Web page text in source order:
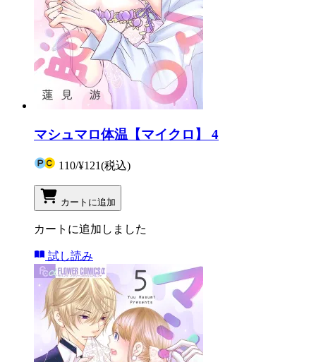
マシュマロ体温【マイクロ】 4
110/¥121(税込)
カートに追加
カートに追加しました
試し読み